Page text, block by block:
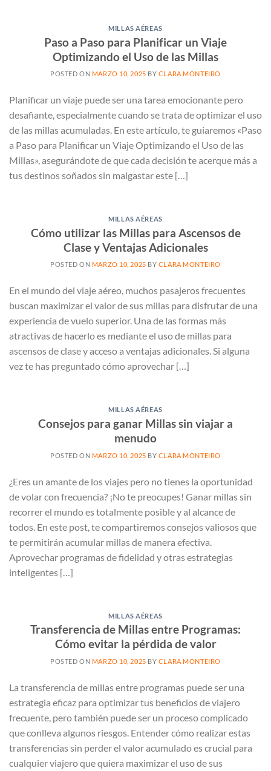
MILLAS AÉREAS
Paso a Paso para Planificar un Viaje
Optimizando el Uso de las Millas
POSTED ON MARZO 10, 2025 BY CLARA MONTEIRO
Planificar un viaje puede ser una tarea emocionante pero
desafiante, especialmente cuando se trata de optimizar el uso
de las millas acumuladas. En este artículo, te guiaremos «Paso
a Paso para Planificar un Viaje Optimizando el Uso de las
Millas», asegurándote de que cada decisión te acerque más a
tus destinos soñados sin malgastar este […]
MILLAS AÉREAS
Cómo utilizar las Millas para Ascensos de
Clase y Ventajas Adicionales
POSTED ON MARZO 10, 2025 BY CLARA MONTEIRO
En el mundo del viaje aéreo, muchos pasajeros frecuentes
buscan maximizar el valor de sus millas para disfrutar de una
experiencia de vuelo superior. Una de las formas más
atractivas de hacerlo es mediante el uso de millas para
ascensos de clase y acceso a ventajas adicionales. Si alguna
vez te has preguntado cómo aprovechar […]
MILLAS AÉREAS
Consejos para ganar Millas sin viajar a
menudo
POSTED ON MARZO 10, 2025 BY CLARA MONTEIRO
¿Eres un amante de los viajes pero no tienes la oportunidad
de volar con frecuencia? ¡No te preocupes! Ganar millas sin
recorrer el mundo es totalmente posible y al alcance de
todos. En este post, te compartiremos consejos valiosos que
te permitirán acumular millas de manera efectiva.
Aprovechar programas de fidelidad y otras estrategias
inteligentes […]
MILLAS AÉREAS
Transferencia de Millas entre Programas:
Cómo evitar la pérdida de valor
POSTED ON MARZO 10, 2025 BY CLARA MONTEIRO
La transferencia de millas entre programas puede ser una
estrategia eficaz para optimizar tus beneficios de viajero
frecuente, pero también puede ser un proceso complicado
que conlleva algunos riesgos. Entender cómo realizar estas
transferencias sin perder el valor acumulado es crucial para
cualquier viajero que quiera maximizar el uso de sus